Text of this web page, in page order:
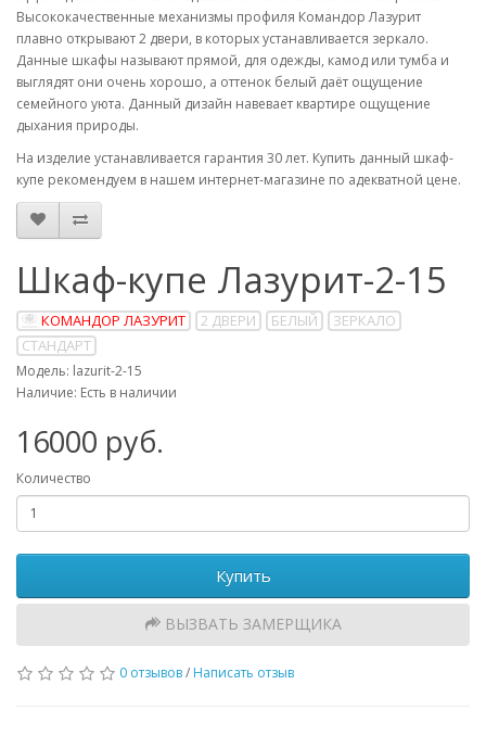
Высококачественные механизмы профиля Командор Лазурит
плавно открывают 2 двери, в которых устанавливается зеркало.
Данные шкафы называют прямой, для одежды, камод или тумба и
выглядят они очень хорошо, а оттенок белый даёт ощущение
семейного уюта. Данный дизайн навевает квартире ощущение
дыхания природы.
На изделие устанавливается гарантия 30 лет. Купить данный шкаф-
купе рекомендуем в нашем интернет-магазине по адекватной цене.
Шкаф-купе Лазурит-2-15
КОМАНДОР ЛАЗУРИТ 2 ДВЕРИ БЕЛЫЙ
ЗЕРКАЛО
СТАНДАРТ
Модель: lazurit-2-15
Наличие: Есть в наличии
16000 руб.
Количество
Купить
ВЫЗВАТЬ ЗАМЕРЩИКА
0 отзывов/ Написать отзыв